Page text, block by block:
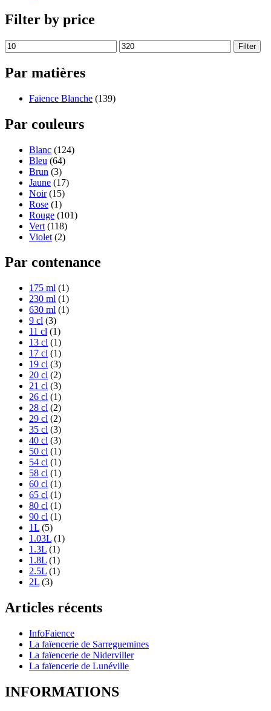
Filter by price
Filter
Par matières
Faïence Blanche (139)
Par couleurs
Blanc (124)
Bleu (64)
Brun (3)
Jaune (17)
Noir (15)
Rose (1)
Rouge (101)
Vert (118)
Violet (2)
Par contenance
175 ml (1)
230 ml (1)
630 ml (1)
9 cl (3)
11 cl (1)
13 cl (1)
17 cl (1)
19 cl (3)
20 cl (2)
21 cl (3)
26 cl (1)
28 cl (2)
29 cl (2)
35 cl (3)
40 cl (3)
50 cl (1)
54 cl (1)
58 cl (1)
60 cl (1)
65 cl (1)
80 cl (1)
90 cl (1)
1L (5)
1.03L (1)
1.3L (1)
1.8L (1)
2.5L (1)
2L (3)
Articles récents
InfoFaience
La faïencerie de Sarreguemines
La faïencerie de Niderviller
La faïencerie de Lunéville
INFORMATIONS